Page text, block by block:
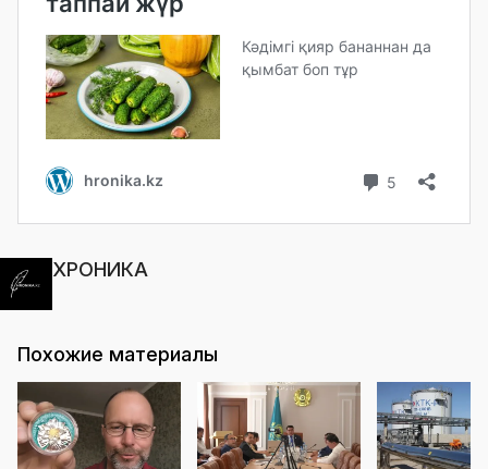
ХРОНИКА
Похожие материалы